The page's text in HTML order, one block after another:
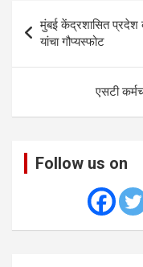
Post
navigation
मुंबई केंद्रशासित प्रदेश
यांचा गौप्यस्फोट
एसटी
Follow us on